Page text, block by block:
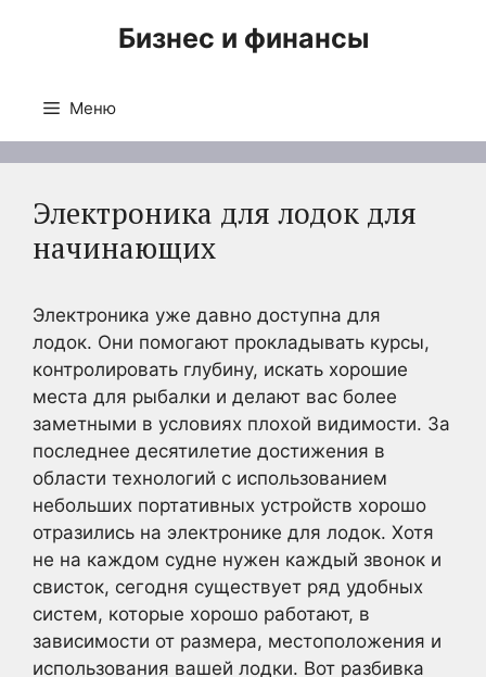
Бизнес и финансы
Меню
Электроника для лодок для
начинающих
Электроника уже давно доступна для
лодок. Они помогают прокладывать курсы,
контролировать глубину, искать хорошие
места для рыбалки и делают вас более
заметными в условиях плохой видимости. За
последнее десятилетие достижения в
области технологий с использованием
небольших портативных устройств хорошо
отразились на электронике для лодок. Хотя
не на каждом судне нужен каждый звонок и
свисток, сегодня существует ряд удобных
систем, которые хорошо работают, в
зависимости от размера, местоположения и
использования вашей лодки. Вот разбивка